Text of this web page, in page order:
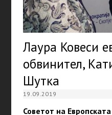
Лаура Ковеси
обвинител,
Шутка
19.09.2019
Советот на